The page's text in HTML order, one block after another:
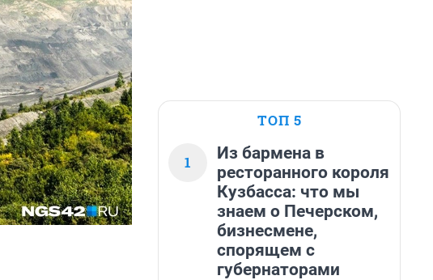
ТОП 5
1
Из бармена в
ресторанного короля
Кузбасса: что мы
знаем о Печерском,
бизнесмене,
спорящем с
губернаторами